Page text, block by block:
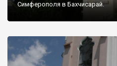
Симферополя в Бахчисарай.